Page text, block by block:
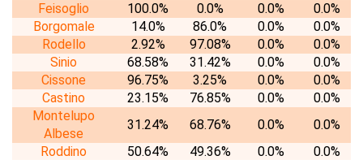
Feisoglio
100.0% 0.0% 0.0%
0.0%
Borgomale
14.0% 86.0% 0.0%
0.0%
Rodello
2.92% 97.08% 0.0%
0.0%
Sinio
68.58% 31.42% 0.0%
0.0%
Cissone
96.75% 3.25% 0.0%
0.0%
Castino
23.15% 76.85% 0.0%
0.0%
Montelupo
Albese
31.24% 68.76% 0.0%
0.0%
Roddino
50.64% 49.36% 0.0%
0.0%